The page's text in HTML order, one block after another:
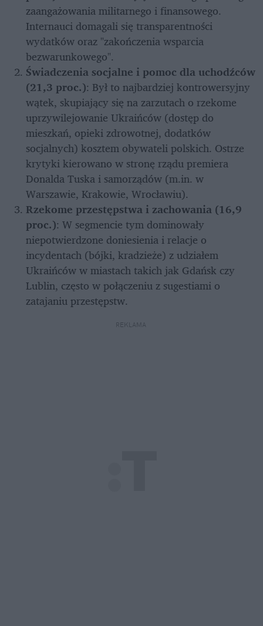
zaangażowania militarnego i finansowego.
Internauci domagali się transparentności
wydatków oraz "zakończenia wsparcia
bezwarunkowego".
Świadczenia socjalne i pomoc dla uchodźców
(21,3 proc.): Był to najbardziej kontrowersyjny
wątek, skupiający się na zarzutach o rzekome
uprzywilejowanie Ukraińców (dostęp do
mieszkań, opieki zdrowotnej, dodatków
socjalnych) kosztem obywateli polskich. Ostrze
krytyki kierowano w stronę rządu premiera
Donalda Tuska i samorządów (m.in. w
Warszawie, Krakowie, Wrocławiu).
Rzekome przestępstwa i zachowania (16,9
proc.): W segmencie tym dominowały
niepotwierdzone doniesienia i relacje o
incydentach (bójki, kradzieże) z udziałem
Ukraińców w miastach takich jak Gdańsk czy
Lublin, często w połączeniu z sugestiami o
zatajaniu przestępstw.
REKLAMA